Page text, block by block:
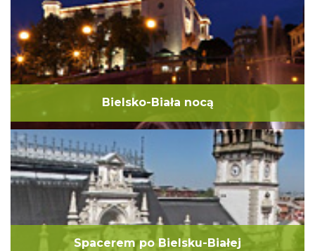
Bielsko-Biała nocą
Spacerem po Bielsku-Białej